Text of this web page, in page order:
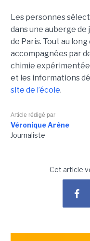
Les personnes
dans une auberge
de Paris. Tout au
accompagnées par
chimie
et les informations
site de l’école.
Article rédigé par
Véronique Arène
Journaliste
Cet article